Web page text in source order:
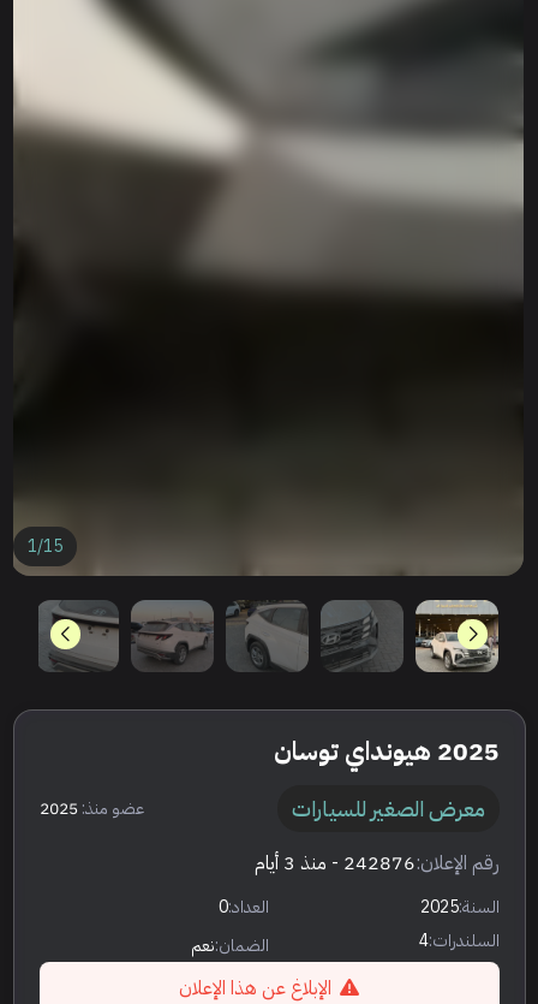
1/15
2025 هيونداي توسان
معرض الصغير للسيارات عضو منذ:2025
رقم الإعلان:242876 - منذ 3 أيام
السنة:2025 العداد:0
السلندرات:4 الضمان:نعم
الإبلاغ عن هذا الإعلان